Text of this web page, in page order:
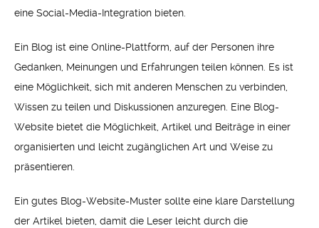
eine Social-Media-Integration bieten.
Ein Blog ist eine Online-Plattform, auf der Personen ihre
Gedanken, Meinungen und Erfahrungen teilen können. Es ist
eine Möglichkeit, sich mit anderen Menschen zu verbinden,
Wissen zu teilen und Diskussionen anzuregen. Eine Blog-
Website bietet die Möglichkeit, Artikel und Beiträge in einer
organisierten und leicht zugänglichen Art und Weise zu
präsentieren.
Ein gutes Blog-Website-Muster sollte eine klare Darstellung
der Artikel bieten, damit die Leser leicht durch die